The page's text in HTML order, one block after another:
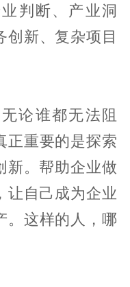
判断、产业洞
创新、复杂项目
论谁都无法阻
正重要的是探索
新。帮助企业做
让自己成为企业
。这样的人，哪